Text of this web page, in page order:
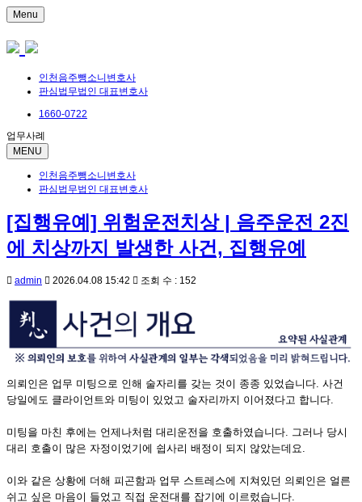
Menu
인천음주뺑소니변호사
판심법무법인 대표변호사
1660-0722
업무사례
MENU
인천음주뺑소니변호사
판심법무법인 대표변호사
[집행유예] 위험운전치상 | 음주운전 2진
에 치상까지 발생한 사건, 집행유예
admin 2026.04.08 15:42 조회 수 : 152
의뢰인은 업무 미팅으로 인해 술자리를 갖는 것이 종종 있었습니다. 사건
당일에도 클라이언트와 미팅이 있었고 술자리까지 이어졌다고 합니다.
미팅을 마친 후에는 언제나처럼 대리운전을 호출하였습니다. 그러나 당시
대리 호출이 많은 자정이었기에 쉽사리 배정이 되지 않았는데요.
이와 같은 상황에 더해 피곤함과 업무 스트레스에 지쳐있던 의뢰인은 얼른
쉬고 싶은 마음이 들었고 직접 운전대를 잡기에 이르렀습니다.